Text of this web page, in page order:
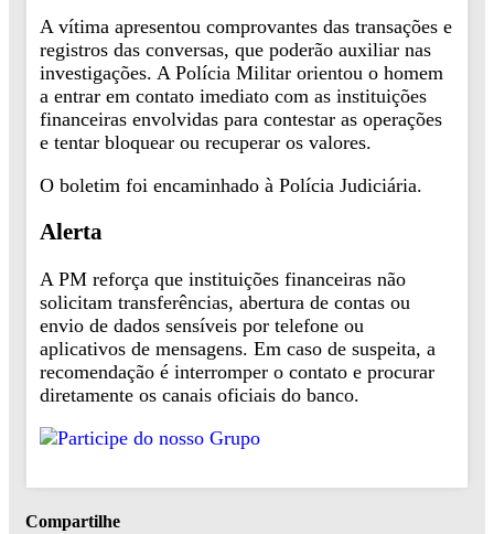
A vítima apresentou comprovantes das transações e
registros das conversas, que poderão auxiliar nas
investigações. A Polícia Militar orientou o homem
a entrar em contato imediato com as instituições
financeiras envolvidas para contestar as operações
e tentar bloquear ou recuperar os valores.
O boletim foi encaminhado à Polícia Judiciária.
Alerta
A PM reforça que instituições financeiras não
solicitam transferências, abertura de contas ou
envio de dados sensíveis por telefone ou
aplicativos de mensagens. Em caso de suspeita, a
recomendação é interromper o contato e procurar
diretamente os canais oficiais do banco.
Compartilhe